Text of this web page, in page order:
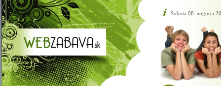
Sobota 08. augusta